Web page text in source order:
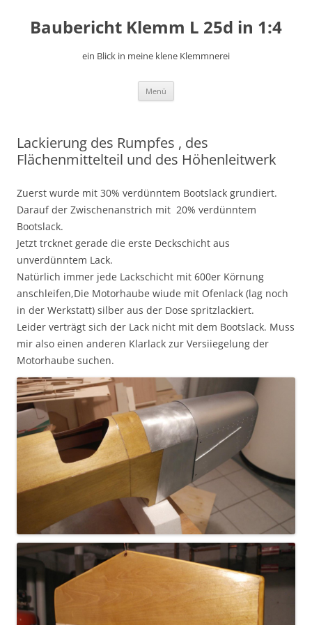
springen
Baubericht Klemm L 25d in 1:4
ein Blick in meine klene Klemmnerei
Menü
Lackierung des Rumpfes , des
Flächenmittelteil und des Höhenleitwerk
Zuerst wurde mit 30% verdünntem Bootslack grundiert.
Darauf der Zwischenanstrich mit 20% verdünntem
Bootslack.
Jetzt trcknet gerade die erste Deckschicht aus
unverdünntem Lack.
Natürlich immer jede Lackschicht mit 600er Körnung
anschleifen,Die Motorhaube wiude mit Ofenlack (lag noch
in der Werkstatt) silber aus der Dose spritzlackiert.
Leider verträgt sich der Lack nicht mit dem Bootslack. Muss
mir also einen anderen Klarlack zur Versiiegelung der
Motorhaube suchen.